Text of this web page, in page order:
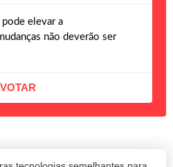
elevar a
não deverão ser